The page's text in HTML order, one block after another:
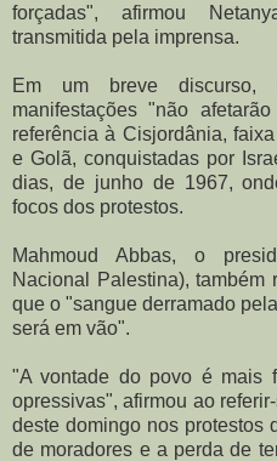
forçadas", afirmou
transmitida pela imprensa.
Em um breve discurso,
manifestações "não
referência à Cisjordânia,
e Golã, conquistadas por
dias, de junho de 1967,
focos dos protestos.
Mahmoud Abbas, o
Nacional Palestina),
que o "sangue derramado
será em vão".
"A vontade do povo é mais
opressivas", afirmou ao
deste domingo nos protestos
de moradores e a perda de